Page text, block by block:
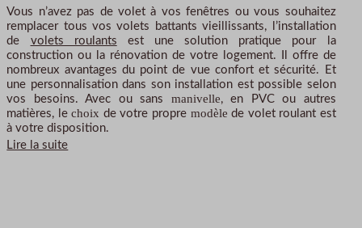
Vous n’avez pas de volet à vos fenêtres ou vous souhaitez
remplacer tous vos volets battants vieillissants, l’installation
de volets roulants est une solution pratique pour la
construction ou la rénovation de votre logement. Il offre de
nombreux avantages du point de vue confort et sécurité. Et
une personnalisation dans son installation est possible selon
vos besoins. Avec ou sans manivelle, en PVC ou autres
matières, lechoix de votre propre modèle de volet roulant est
à votre disposition.
Lire la suite